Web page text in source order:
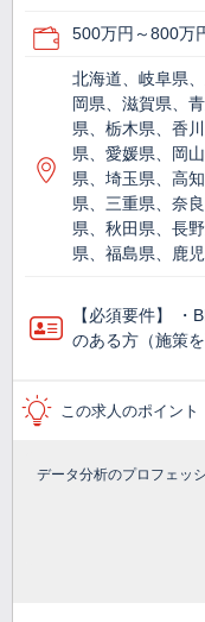
500万円～800万
北海道、岐阜県
岡県、滋賀県、
県、栃木県、香
県、愛媛県、岡
県、埼玉県、高
県、三重県、奈
県、秋田県、長
県、福島県、鹿
【必須要件】
のある方（施策
この求人のポイント
データ分析のプロフェッ